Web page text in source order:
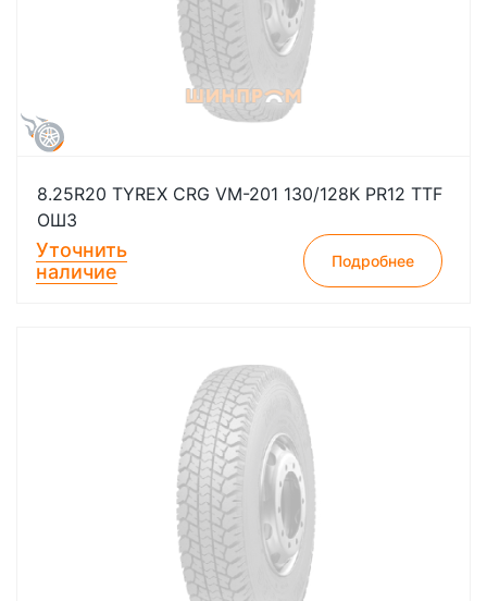
8.25R20 TYREX CRG VM-201 130/128К PR12 TTF
ОШЗ
Уточнить
наличие
Подробнее